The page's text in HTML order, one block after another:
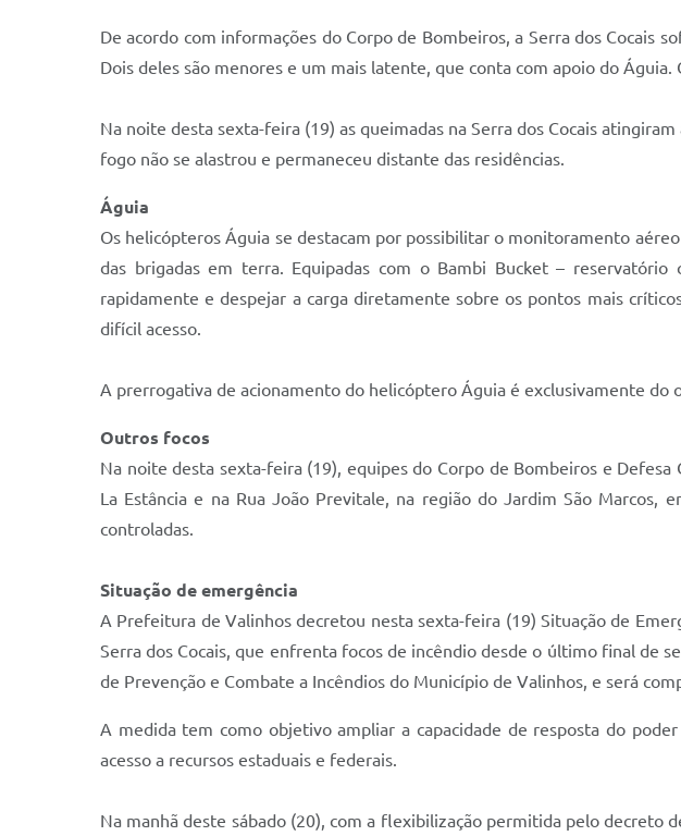
De acordo com informações do Corpo de Bombeiros, a Serra dos Cocais
Dois deles são menores e um mais latente, que conta com apoio do
Na noite desta sexta-feira (19) as queimadas na Serra dos Cocais
fogo não se alastrou e permaneceu distante das residências.
Águia
Os helicópteros Águia se destacam por possibilitar o monitoramento
das brigadas em terra. Equipadas com o Bambi Bucket –
rapidamente e despejar a carga diretamente sobre os pontos mais
difícil acesso.
A prerrogativa de acionamento do helicóptero Águia é exclusivamente do
Outros focos
Na noite desta sexta-feira (19), equipes do Corpo de Bombeiros e
La Estância e na Rua João Previtale, na região do Jardim São
controladas.
Situação de emergência
A Prefeitura de Valinhos decretou nesta sexta-feira (19) Situação de
Serra dos Cocais, que enfrenta focos de incêndio desde o último final de
de Prevenção e Combate a Incêndios do Município de Valinhos, e será
A medida tem como objetivo ampliar a capacidade de resposta do
acesso a recursos estaduais e federais.
Na manhã deste sábado (20), com a flexibilização permitida pelo